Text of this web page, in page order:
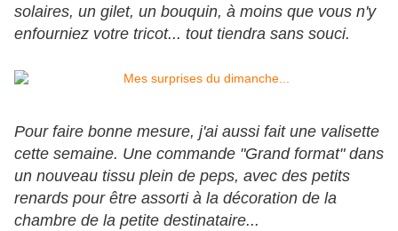
solaires, un gilet, un bouquin, à moins que vous n'y
enfourniez votre tricot... tout tiendra sans souci.
Pour faire bonne mesure, j'ai aussi fait une valisette
cette semaine. Une commande "Grand format" dans
un nouveau tissu plein de peps, avec des petits
renards pour être assorti à la décoration de la
chambre de la petite destinataire...